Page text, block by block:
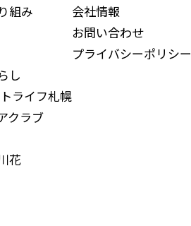
組み
し
ライフ札幌
クラブ
花
会社情報
お問い合わせ
プライバシーポリシー